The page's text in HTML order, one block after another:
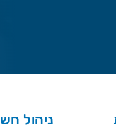
ניהול